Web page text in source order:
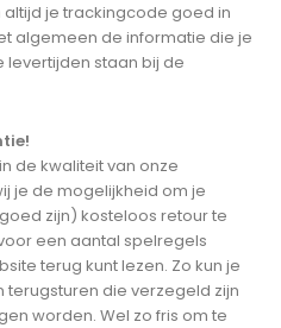
je trackingcode goed in
algemeen de informatie die je
levertijden staan bij de
de kwaliteit van onze
je de mogelijkheid om je
zijn) kosteloos retour te
een aantal spelregels
terug kunt lezen. Zo kun je
die verzegeld zijn
worden. Wel zo fris om te